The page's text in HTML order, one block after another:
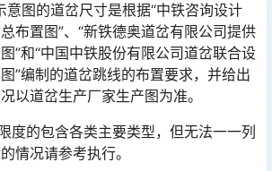
意图的道岔尺寸是根据“中铁咨询设计
布置图”、“新铁德奥道岔有限公司提供
”和“中国中铁股份有限公司道岔联合设
”编制的道岔跳线的布置要求，并给出
以道岔生产厂家生产图为准。󠅅󠅃󠄵󠅂󠄪󠇖󠆨󠆨󠇕󠆞󠆒󠅬󠇘󠆭󠆘󠇙󠆝󠅵󠇗󠆭󠆁󠄐󠇗󠅹󠅸󠇖󠆍󠅳󠇖󠅹󠅰󠇖󠆌󠅹
度的包含各类主要类型，但无法一一列
情况请参考执行。